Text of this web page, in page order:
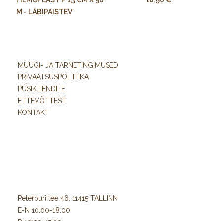
M - LÄBIPAISTEV
MÜÜGI- JA TARNETINGIMUSED
PRIVAATSUSPOLIITIKA
PÜSIKLIENDILE
ETTEVÕTTEST
KONTAKT
Peterburi tee 46, 11415 TALLINN
E-N 10:00-18:00